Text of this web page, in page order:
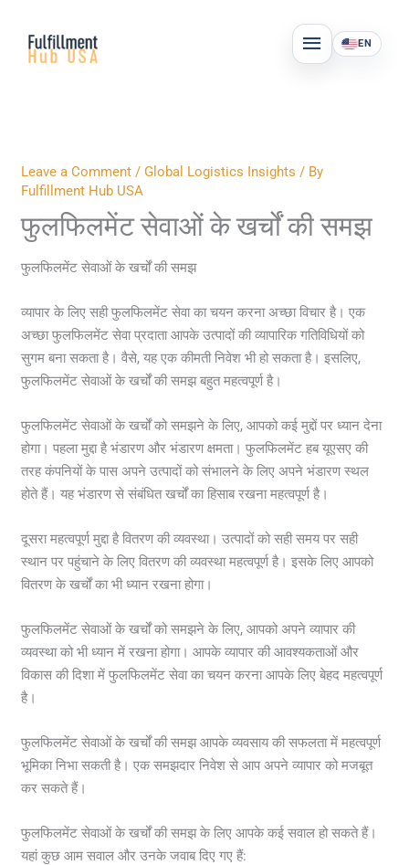
content
MAIN
MENU
EN
Leave a Comment / Global Logistics Insights / By
Fulfillment Hub USA
फुलफिलमेंट सेवाओं के खर्चों की समझ
फुलफिलमेंट सेवाओं के खर्चों की समझ
व्यापार के लिए सही फुलफिलमेंट सेवा का चयन करना अच्छा विचार है। एक
अच्छा फुलफिलमेंट सेवा प्रदाता आपके उत्पादों की व्यापारिक गतिविधियों को
सुगम बना सकता है। वैसे, यह एक कीमती निवेश भी हो सकता है। इसलिए,
फुलफिलमेंट सेवाओं के खर्चों की समझ बहुत महत्वपूर्ण है।
फुलफिलमेंट सेवाओं के खर्चों को समझने के लिए, आपको कई मुद्दों पर ध्यान देना
होगा। पहला मुद्दा है भंडारण और भंडारण क्षमता। फुलफिलमेंट हब यूएसए की
तरह कंपनियों के पास अपने उत्पादों को संभालने के लिए अपने भंडारण स्थल
होते हैं। यह भंडारण से संबंधित खर्चों का हिसाब रखना महत्वपूर्ण है।
दूसरा महत्वपूर्ण मुद्दा है वितरण की व्यवस्था। उत्पादों को सही समय पर सही
स्थान पर पहुंचाने के लिए वितरण की व्यवस्था महत्वपूर्ण है। इसके लिए आपको
वितरण के खर्चों का भी ध्यान रखना होगा।
फुलफिलमेंट सेवाओं के खर्चों को समझने के लिए, आपको अपने व्यापार की
व्यवस्था को भी ध्यान में रखना होगा। आपके व्यापार की आवश्यकताओं और
विकास की दिशा में फुलफिलमेंट सेवा का चयन करना आपके लिए बेहद महत्वपूर्ण
है।
फुलफिलमेंट सेवाओं के खर्चों की समझ आपके व्यवसाय की सफलता में महत्वपूर्ण
भूमिका निभा सकती है। एक समझदार निवेश से आप अपने व्यापार को मजबूत
कर सकते हैं।
फुलफिलमेंट सेवाओं के खर्चों की समझ के लिए आपके कई सवाल हो सकते हैं।
यहां कुछ आम सवाल और उनके जवाब दिए गए हैं: